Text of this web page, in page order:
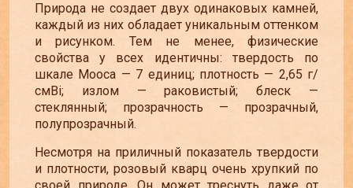
Природа не создает двух одинаковых камней,
каждый из них обладает уникальным оттенком
и рисунком. Тем не менее, физические
свойства у всех идентичны: твердость по
шкале Мооса — 7 единиц; плотность — 2,65 г/
смВі; излом — раковистый; блеск —
стеклянный; прозрачность — прозрачный,
полупрозрачный.
Несмотря на приличный показатель твердости
и плотности, розовый кварц очень хрупкий по
своей природе. Он может треснуть даже от